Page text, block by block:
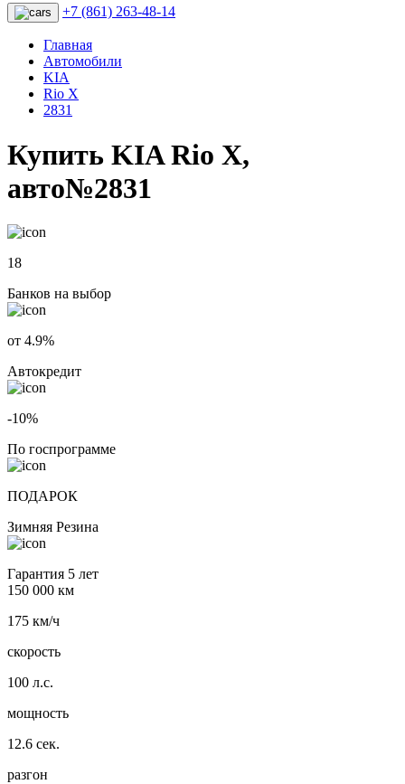
+7 (861) 263-48-14
Главная
Автомобили
KIA
Rio X
2831
Купить KIA Rio X,
авто№2831
18
Банков на выбор
от 4.9%
Автокредит
-10%
По госпрограмме
ПОДАРОК
Зимняя Резина
Гарантия 5 лет
150 000 км
175 км/ч
скорость
100 л.с.
мощность
12.6 сек.
разгон